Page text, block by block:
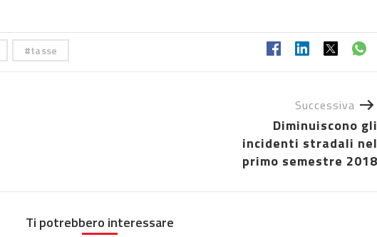
tasse
Successiva
Diminuiscono gli
incidenti stradali nel
primo semestre 2018
Ti potrebbero interessare